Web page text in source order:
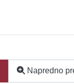
Napredno